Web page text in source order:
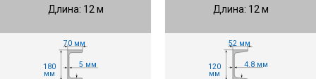
Длина: 12 м
70 мм
180
мм
5 мм
Длина: 12 м
52 мм
120
мм
4.8 мм